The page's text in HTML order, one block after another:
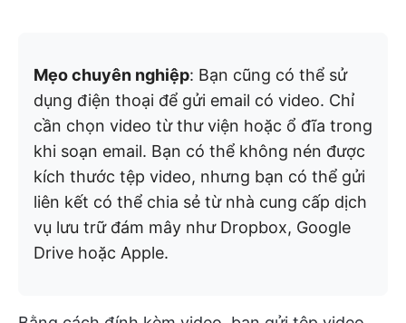
Mẹo chuyên nghiệp: Bạn cũng có thể sử
dụng điện thoại để gửi email có video. Chỉ
cần chọn video từ thư viện hoặc ổ đĩa trong
khi soạn email. Bạn có thể không nén được
kích thước tệp video, nhưng bạn có thể gửi
liên kết có thể chia sẻ từ nhà cung cấp dịch
vụ lưu trữ đám mây như Dropbox, Google
Drive hoặc Apple.